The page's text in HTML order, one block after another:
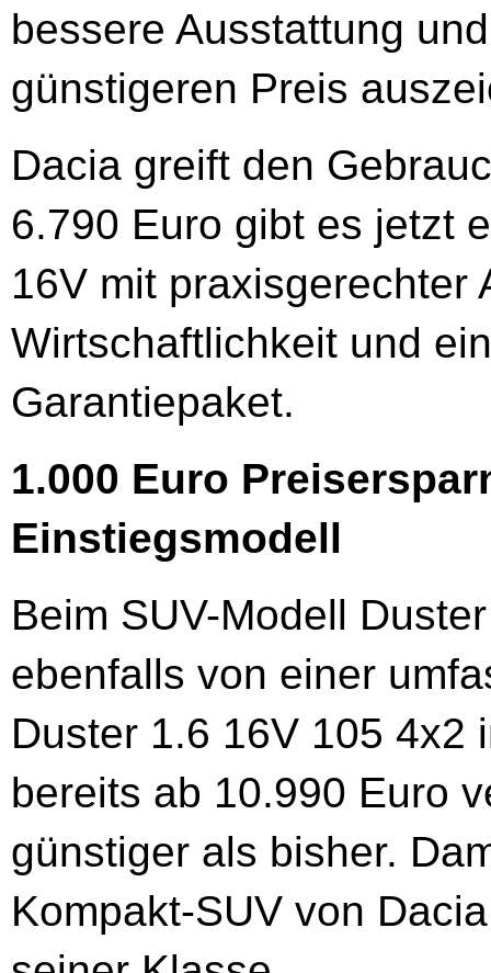
bessere Ausstattung
günstigeren Preis
Dacia greift den
6.790 Euro gibt es jetzt
16V mit praxisgerechter
Wirtschaftlichkeit und
Garantiepaket.
1.000 Euro
Einstiegsmodell
Beim SUV-Modell
ebenfalls von einer
Duster 1.6 16V 105 4x2
bereits ab 10.990 Euro
günstiger als bisher.
Kompakt-SUV von